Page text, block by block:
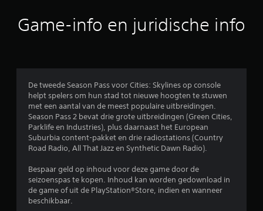
r
l
i
n
g
n
Game-info en juridische info
De tweede Season Pass voor Cities: Skylines op console
helpt spelers om hun stad tot nieuwe hoogten te stuwen
met een aantal van de meest populaire uitbreidingen.
Season Pass 2 bevat drie grote uitbreidingen (Green Cities,
Parklife en Industries), plus daarnaast het European
Suburbia content-pakket en drie radiostations (Country
Road Radio, All That Jazz en Synthetic Dawn Radio).
Bespaar geld op inhoud voor deze game door de
seizoenspas te kopen. Inhoud kan worden gedownload in
de game of uit de PlayStation®Store, indien en wanneer
beschikbaar.